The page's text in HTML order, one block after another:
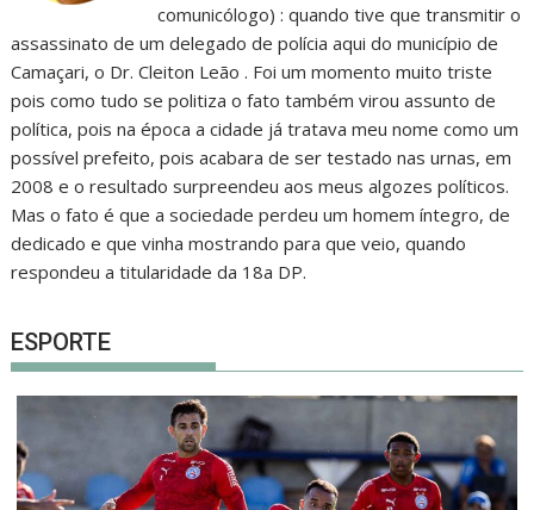
comunicólogo) : quando tive que transmitir o
assassinato de um delegado de polícia aqui do município de
Camaçari, o Dr. Cleiton Leão . Foi um momento muito triste
pois como tudo se politiza o fato também virou assunto de
política, pois na época a cidade já tratava meu nome como um
possível prefeito, pois acabara de ser testado nas urnas, em
2008 e o resultado surpreendeu aos meus algozes políticos.
Mas o fato é que a sociedade perdeu um homem íntegro, de
dedicado e que vinha mostrando para que veio, quando
respondeu a titularidade da 18a DP.
ESPORTE